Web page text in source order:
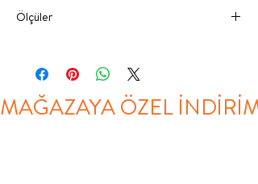
Ölçüler
KARYOLA
MAĞAZAYA ÖZEL İNDİRİM